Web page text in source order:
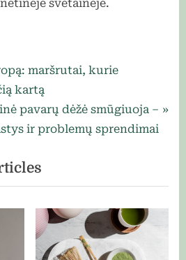
svetainėje.
maršrutai, kurie
kartą
pavarų dėžė smūgiuoja –
ir problemų sprendimai